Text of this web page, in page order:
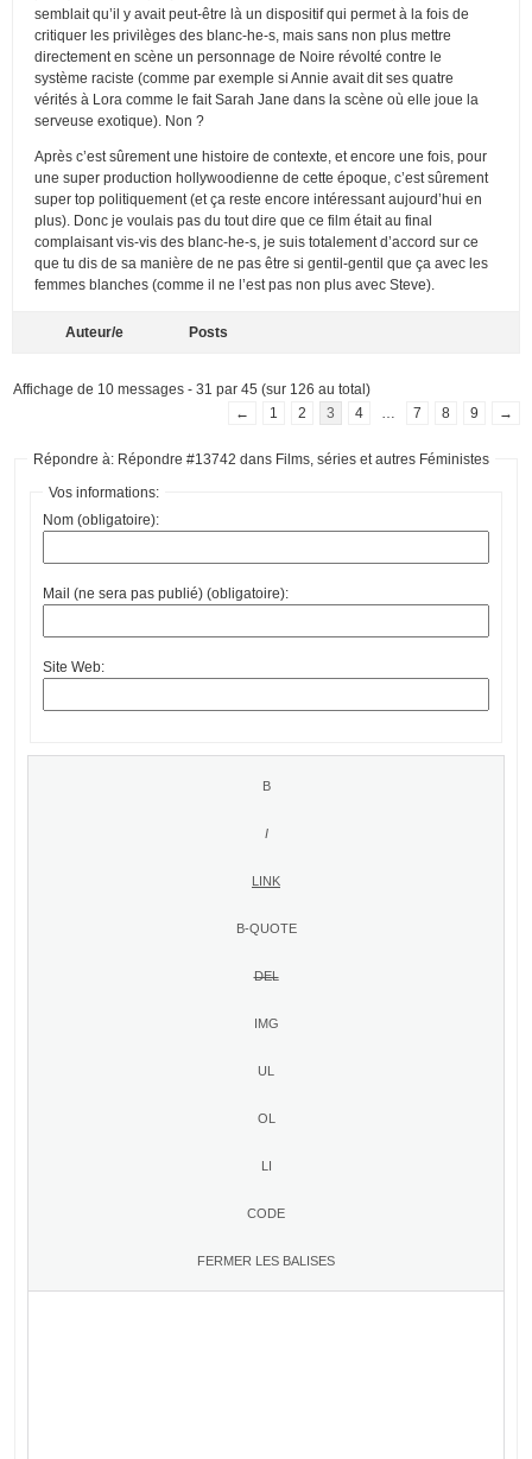
semblait qu’il y avait peut-être là un dispositif qui permet à la fois de
critiquer les privilèges des blanc-he-s, mais sans non plus mettre
directement en scène un personnage de Noire révolté contre le
système raciste (comme par exemple si Annie avait dit ses quatre
vérités à Lora comme le fait Sarah Jane dans la scène où elle joue la
serveuse exotique). Non ?
Après c’est sûrement une histoire de contexte, et encore une fois, pour
une super production hollywoodienne de cette époque, c’est sûrement
super top politiquement (et ça reste encore intéressant aujourd’hui en
plus). Donc je voulais pas du tout dire que ce film était au final
complaisant vis-vis des blanc-he-s, je suis totalement d’accord sur ce
que tu dis de sa manière de ne pas être si gentil-gentil que ça avec les
femmes blanches (comme il ne l’est pas non plus avec Steve).
Auteur/e Posts
Affichage de 10 messages - 31 par 45 (sur 126 au total)
←
1 2 3 4 7 8 9 →
Répondre à: Répondre #13742 dans Films, séries et autres Féministes
Vos informations:
Nom (obligatoire):
Mail (ne sera pas publié) (obligatoire):
Site Web: